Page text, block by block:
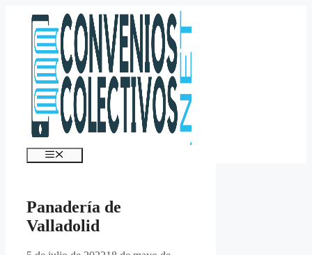
contenido
Menú
Panadería de
Valladolid